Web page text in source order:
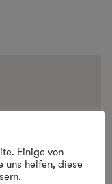
Einige von
uns helfen, diese